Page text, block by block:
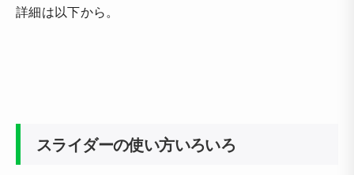
詳細は以下から。
スライダーの使い方いろいろ